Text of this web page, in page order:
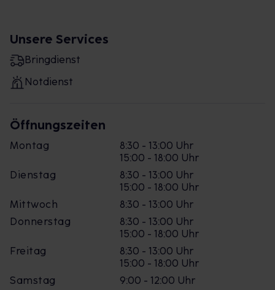
Unsere Services
Bringdienst
Notdienst
Öffnungszeiten
Montag
8:30 - 13:00 Uhr
15:00 - 18:00 Uhr
Dienstag
8:30 - 13:00 Uhr
15:00 - 18:00 Uhr
Mittwoch
8:30 - 13:00 Uhr
Donnerstag
8:30 - 13:00 Uhr
15:00 - 18:00 Uhr
Freitag
8:30 - 13:00 Uhr
15:00 - 18:00 Uhr
Samstag
9:00 - 12:00 Uhr